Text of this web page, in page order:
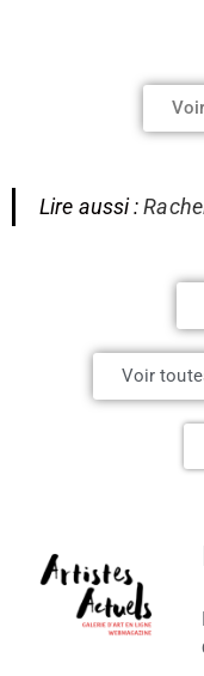
Lire aussi :
Voir